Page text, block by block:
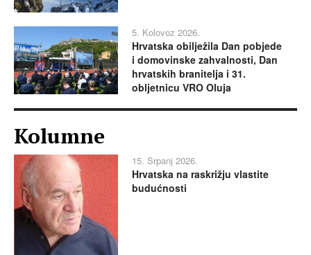
5. Kolovoz 2026.
Hrvatska obilježila Dan pobjede
i domovinske zahvalnosti, Dan
hrvatskih branitelja i 31.
obljetnicu VRO Oluja
Kolumne
15. Srpanj 2026.
Hrvatska na raskrižju vlastite
budućnosti